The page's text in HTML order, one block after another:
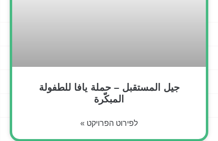
جيل المستقبل – حملة يافا للطفولة
المبكّرة
לפירוט הפרויקט »